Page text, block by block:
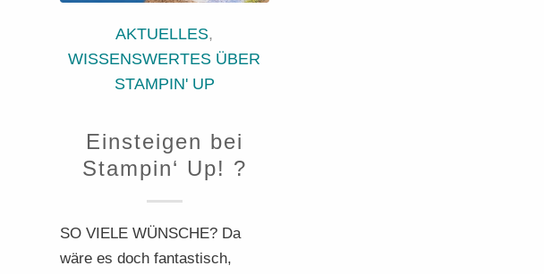
AKTUELLES,
WISSENSWERTES ÜBER
STAMPIN' UP
Einsteigen bei
Stampin‘ Up! ?
SO VIELE WÜNSCHE? Da
wäre es doch fantastisch,